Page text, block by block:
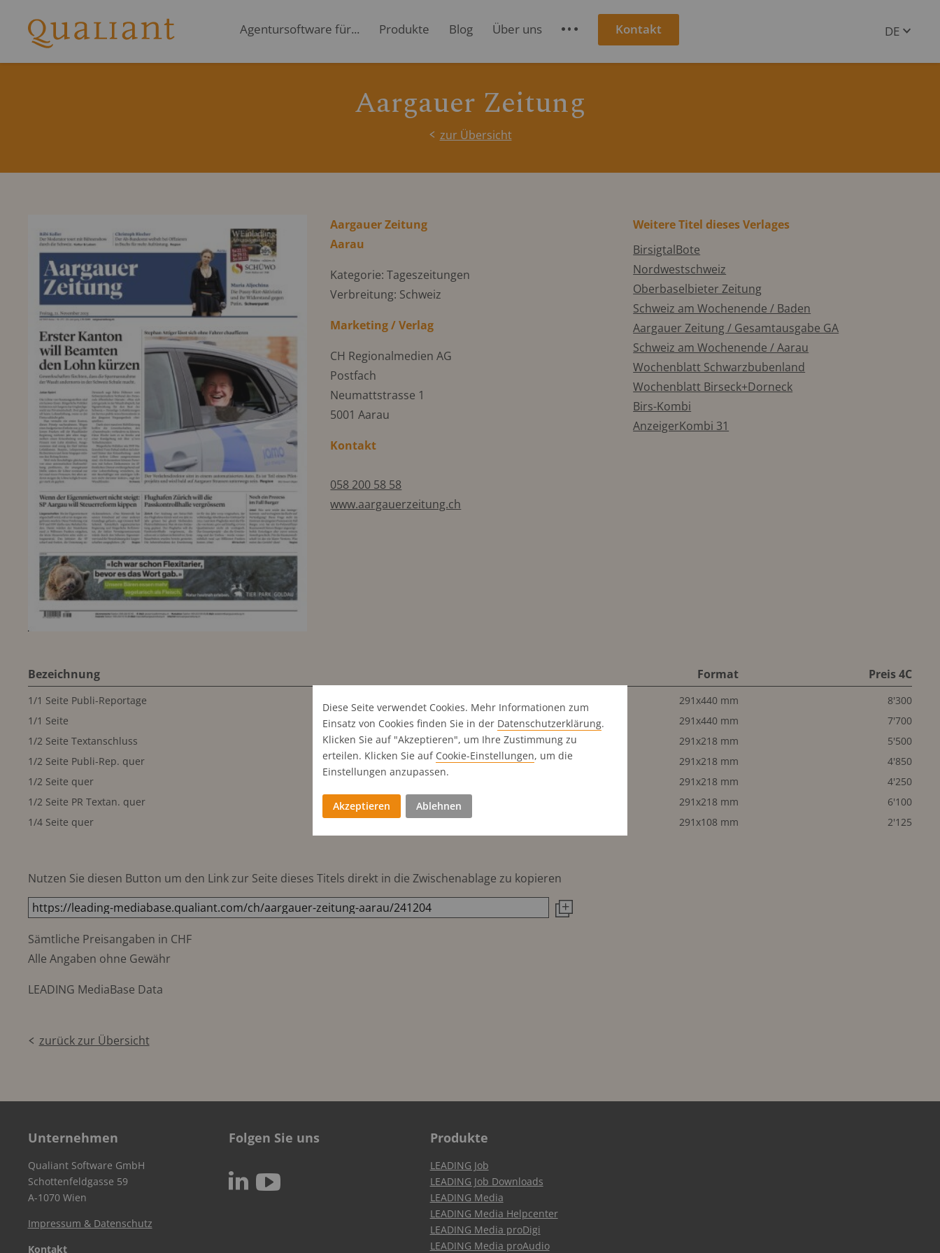
Agentursoftware für... Produkte Blog Über uns S Kontakt
DE
Aargauer Zeitung
zur Übersicht
Aargauer Zeitung
Aarau
Kategorie: Tageszeitungen
Verbreitung: Schweiz
Marketing / Verlag
CH Regionalmedien AG
Postfach
Neumattstrasse 1
5001 Aarau
Kontakt
058 200 58 58
www.aargauerzeitung.ch
Weitere Titel dieses Verlages
BirsigtalBote
Nordwestschweiz
Oberbaselbieter Zeitung
Schweiz am Wochenende / Baden
Aargauer Zeitung / Gesamtausgabe GA
Schweiz am Wochenende / Aarau
Wochenblatt Schwarzbubenland
Wochenblatt Birseck+Dorneck
Birs-Kombi
AnzeigerKombi 31
Bezeichnung Format Preis 4C
1/1 Seite Publi-Reportage 291x440 mm
8'300
1/1 Seite
291x440 mm
7'700
1/2 Seite Textanschluss
291x218 mm
5'500
1/2 Seite Publi-Rep. quer
291x218 mm
4'850
1/2 Seite quer
291x218 mm
4'250
1/2 Seite PR Textan. quer
291x218 mm
6'100
1/4 Seite quer
291x108 mm 2'125
Nutzen Sie diesen Button um den Link zur Seite dieses Titels direkt in die Zwischenablage zu kopieren
Sämtliche Preisangaben in CHF
Alle Angaben ohne Gewähr
LEADING MediaBase Data
zurück zur Übersicht
Unternehmen
Qualiant Software GmbH
Schottenfeldgasse 59
A-1070 Wien
Impressum & Datenschutz
Kontakt
Folgen Sie uns
N c
Produkte
LEADING Job
LEADING Job Downloads
LEADING Media
LEADING Media Helpcenter
LEADING Media proDigi
LEADING Media proAudio
Diese Seite verwendet Cookies. Mehr Informationen zum
Einsatz von Cookies finden Sie in der Datenschutz­erklärung.
Klicken Sie auf "Akzeptieren", um Ihre Zustimmung zu
erteilen. Klicken Sie auf Cookie-Einstellungen, um die
Einstellungen anzupassen.
Akzeptieren Ablehnen